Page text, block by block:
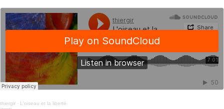
thiergir · L'oiseau et la liberté